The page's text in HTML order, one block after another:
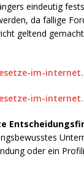
eindeutig
da fällige
geltend
im-
im-
oder ein